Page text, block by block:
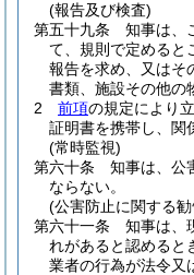
(報告及び検査)
第五十九条
知事は、
て、規則で定めると
報告を求め、又はそ
書類、施設その他の
2
前項の規定により
証明書を携帯し、関
(常時監視)
第六十条
知事は、公
ならない。
(公害防止に関する
第六十一条
知事は、
れがあると認めると
業者の行為が法令又